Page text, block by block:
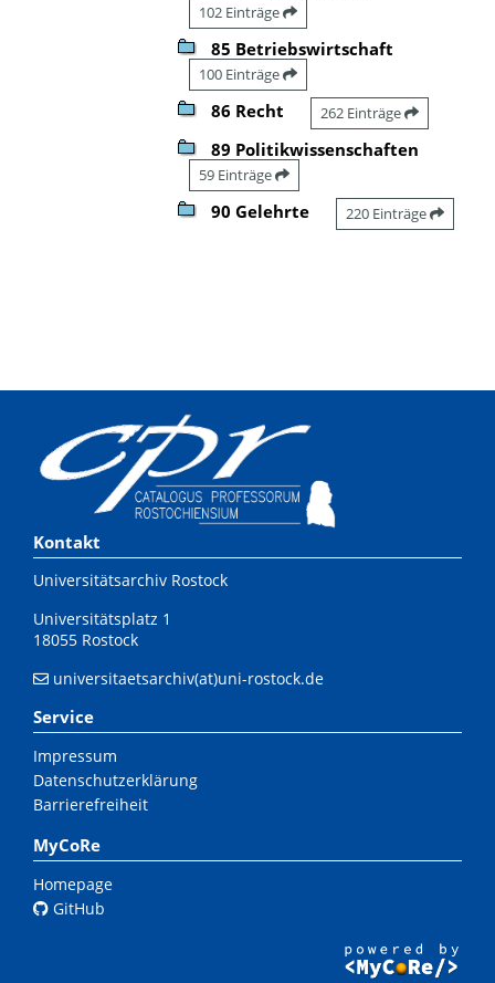
102 Einträge
85 Betriebswirtschaft
100 Einträge
86 Recht 262 Einträge
89 Politikwissenschaften
59 Einträge
90 Gelehrte 220 Einträge
Kontakt
Universitätsarchiv Rostock
Universitätsplatz 1
18055 Rostock
universitaetsarchiv(at)uni-rostock.de
Service
Impressum
Datenschutzerklärung
Barrierefreiheit
MyCoRe
Homepage
GitHub